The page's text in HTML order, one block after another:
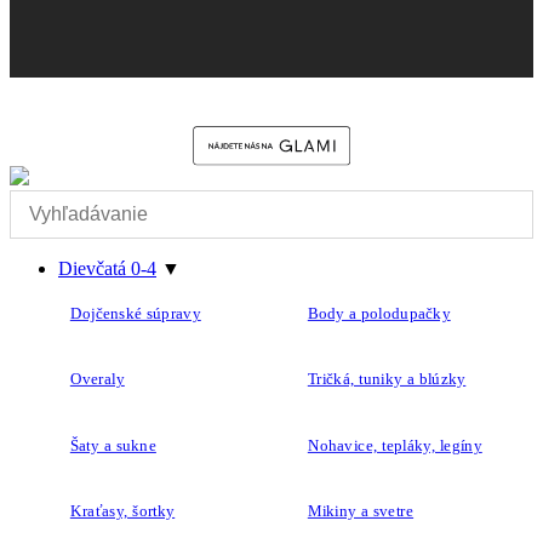
Dievčatá 0-4 ▼
Dojčenské súpravy Body a polodupačky
Overaly Tričká, tuniky a blúzky
Šaty a sukne Nohavice, tepláky, legíny
Kraťasy, šortky Mikiny a svetre